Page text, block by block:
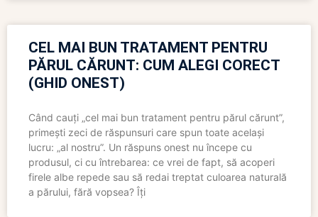
CEL MAI BUN TRATAMENT PENTRU
PĂRUL CĂRUNT: CUM ALEGI CORECT
(GHID ONEST)
Când cauți „cel mai bun tratament pentru părul cărunt”,
primești zeci de răspunsuri care spun toate același
lucru: „al nostru”. Un răspuns onest nu începe cu
produsul, ci cu întrebarea: ce vrei de fapt, să acoperi
firele albe repede sau să redai treptat culoarea naturală
a părului, fără vopsea? Îți